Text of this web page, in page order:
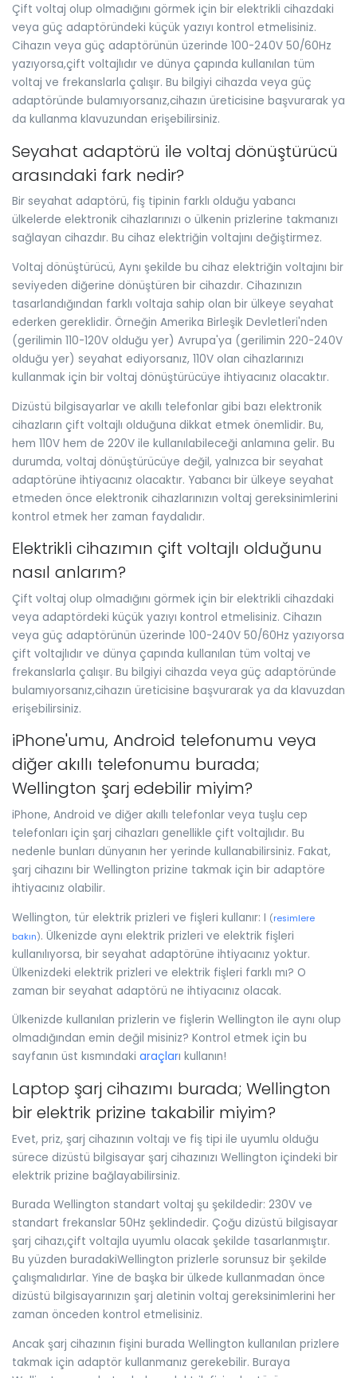
Çift voltaj olup olmadığını görmek için bir elektrikli cihazdaki
veya güç adaptöründeki küçük yazıyı kontrol etmelisiniz.
Cihazın veya güç adaptörünün üzerinde 100-240V 50/60Hz
yazıyorsa,çift voltajlıdır ve dünya çapında kullanılan tüm
voltaj ve frekanslarla çalışır. Bu bilgiyi cihazda veya güç
adaptöründe bulamıyorsanız,cihazın üreticisine başvurarak ya
da kullanma klavuzundan erişebilirsiniz.
Seyahat adaptörü ile voltaj dönüştürücü
arasındaki fark nedir?
Bir seyahat adaptörü, fiş tipinin farklı olduğu yabancı
ülkelerde elektronik cihazlarınızı o ülkenin prizlerine takmanızı
sağlayan cihazdır. Bu cihaz elektriğin voltajını değiştirmez.
Voltaj dönüştürücü, Aynı şekilde bu cihaz elektriğin voltajını bir
seviyeden diğerine dönüştüren bir cihazdır. Cihazınızın
tasarlandığından farklı voltaja sahip olan bir ülkeye seyahat
ederken gereklidir. Örneğin Amerika Birleşik Devletleri'nden
(gerilimin 110-120V olduğu yer) Avrupa'ya (gerilimin 220-240V
olduğu yer) seyahat ediyorsanız, 110V olan cihazlarınızı
kullanmak için bir voltaj dönüştürücüye ihtiyacınız olacaktır.
Dizüstü bilgisayarlar ve akıllı telefonlar gibi bazı elektronik
cihazların çift voltajlı olduğuna dikkat etmek önemlidir. Bu,
hem 110V hem de 220V ile kullanılabileceği anlamına gelir. Bu
durumda, voltaj dönüştürücüye değil, yalnızca bir seyahat
adaptörüne ihtiyacınız olacaktır. Yabancı bir ülkeye seyahat
etmeden önce elektronik cihazlarınızın voltaj gereksinimlerini
kontrol etmek her zaman faydalıdır.
Elektrikli cihazımın çift voltajlı olduğunu
nasıl anlarım?
Çift voltaj olup olmadığını görmek için bir elektrikli cihazdaki
veya adaptördeki küçük yazıyı kontrol etmelisiniz. Cihazın
veya güç adaptörünün üzerinde 100-240V 50/60Hz yazıyorsa
çift voltajlıdır ve dünya çapında kullanılan tüm voltaj ve
frekanslarla çalışır. Bu bilgiyi cihazda veya güç adaptöründe
bulamıyorsanız,cihazın üreticisine başvurarak ya da klavuzdan
erişebilirsiniz.
iPhone'umu, Android telefonumu veya
diğer akıllı telefonumu burada;
Wellington şarj edebilir miyim?
iPhone, Android ve diğer akıllı telefonlar veya tuşlu cep
telefonları için şarj cihazları genellikle çift voltajlıdır. Bu
nedenle bunları dünyanın her yerinde kullanabilirsiniz. Fakat,
şarj cihazını bir Wellington prizine takmak için bir adaptöre
ihtiyacınız olabilir.
Wellington, tür elektrik prizleri ve fişleri kullanır: I (resimlere
bakın). Ülkenizde aynı elektrik prizleri ve elektrik fişleri
kullanılıyorsa, bir seyahat adaptörüne ihtiyacınız yoktur.
Ülkenizdeki elektrik prizleri ve elektrik fişleri farklı mı? O
zaman bir seyahat adaptörü ne ihtiyacınız olacak.
Ülkenizde kullanılan prizlerin ve fişlerin Wellington ile aynı olup
olmadığından emin değil misiniz? Kontrol etmek için bu
sayfanın üst kısmındaki araçları kullanın!
Laptop şarj cihazımı burada; Wellington
bir elektrik prizine takabilir miyim?
Evet, priz, şarj cihazının voltajı ve fiş tipi ile uyumlu olduğu
sürece dizüstü bilgisayar şarj cihazınızı Wellington içindeki bir
elektrik prizine bağlayabilirsiniz.
Burada Wellington standart voltaj şu şekildedir: 230V ve
standart frekanslar 50Hz şeklindedir. Çoğu dizüstü bilgisayar
şarj cihazı,çift voltajla uyumlu olacak şekilde tasarlanmıştır.
Bu yüzden buradakiWellington prizlerle sorunsuz bir şekilde
çalışmalıdırlar. Yine de başka bir ülkede kullanmadan önce
dizüstü bilgisayarınızın şarj aletinin voltaj gereksinimlerini her
zaman önceden kontrol etmelisiniz.
Ancak şarj cihazının fişini burada Wellington kullanılan prizlere
takmak için adaptör kullanmanız gerekebilir. Buraya